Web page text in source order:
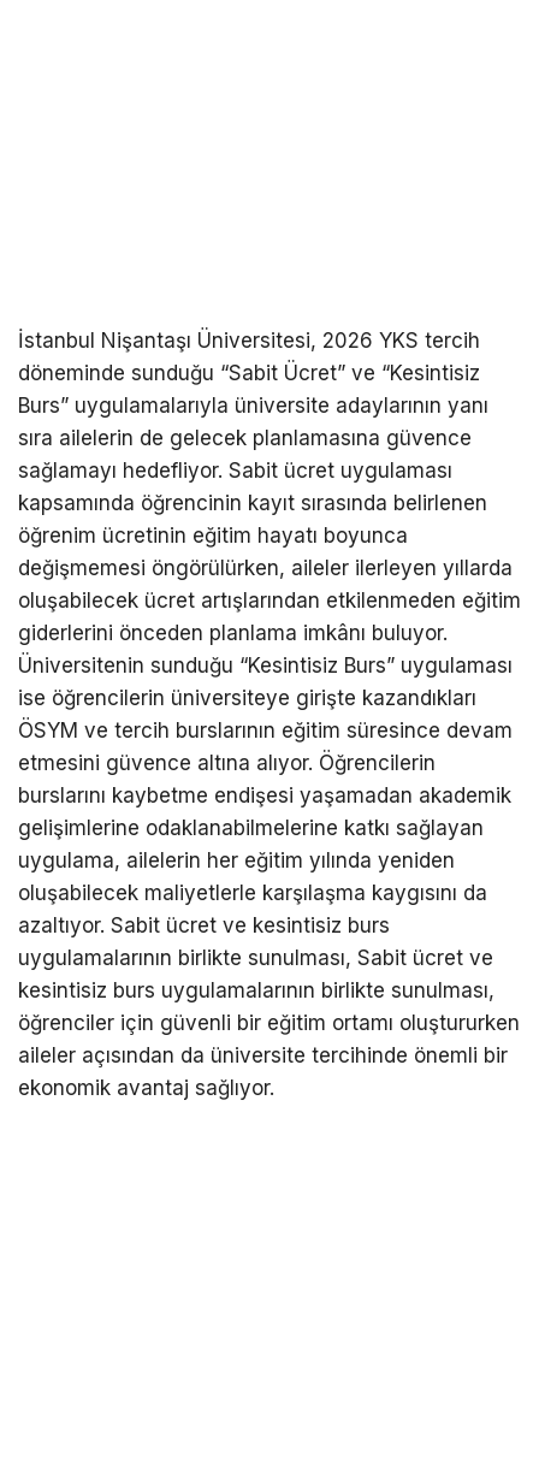
İstanbul Nişantaşı Üniversitesi, 2026 YKS tercih
döneminde sunduğu “Sabit Ücret” ve “Kesintisiz
Burs” uygulamalarıyla üniversite adaylarının yanı
sıra ailelerin de gelecek planlamasına güvence
sağlamayı hedefliyor. Sabit ücret uygulaması
kapsamında öğrencinin kayıt sırasında belirlenen
öğrenim ücretinin eğitim hayatı boyunca
değişmemesi öngörülürken, aileler ilerleyen yıllarda
oluşabilecek ücret artışlarından etkilenmeden eğitim
giderlerini önceden planlama imkânı buluyor.
Üniversitenin sunduğu “Kesintisiz Burs” uygulaması
ise öğrencilerin üniversiteye girişte kazandıkları
ÖSYM ve tercih burslarının eğitim süresince devam
etmesini güvence altına alıyor. Öğrencilerin
burslarını kaybetme endişesi yaşamadan akademik
gelişimlerine odaklanabilmelerine katkı sağlayan
uygulama, ailelerin her eğitim yılında yeniden
oluşabilecek maliyetlerle karşılaşma kaygısını da
azaltıyor. Sabit ücret ve kesintisiz burs
uygulamalarının birlikte sunulması, Sabit ücret ve
kesintisiz burs uygulamalarının birlikte sunulması,
öğrenciler için güvenli bir eğitim ortamı oluştururken
aileler açısından da üniversite tercihinde önemli bir
ekonomik avantaj sağlıyor.